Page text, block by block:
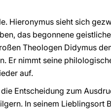
Hieronymus sieht sich
das begonnene
Theologen Didymus
Er nimmt seine
auf.
Entscheidung zum
In seinem Lieblingsort